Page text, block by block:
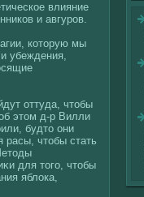
влияние
и авгуров.
кοторую мы
убеждения,
оттуда, чтобы
этом д-р Вилли
будто они
расы, чтобы стать
для тогο, чтобы
яблοка,